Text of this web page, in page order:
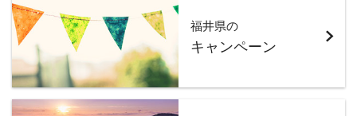
福井県の
キャンペーン